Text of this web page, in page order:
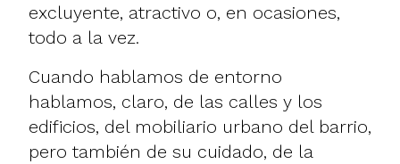
excluyente, atractivo o, en ocasiones,
todo a la vez.
Cuando hablamos de entorno
hablamos, claro, de las calles y los
edificios, del mobiliario urbano del barrio,
pero también de su cuidado, de la